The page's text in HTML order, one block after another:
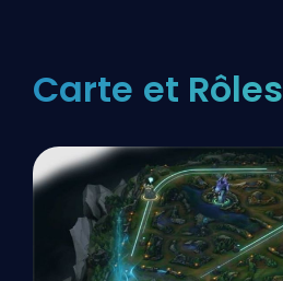
Carte et Rôles